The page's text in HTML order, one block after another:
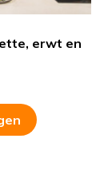
erwt en